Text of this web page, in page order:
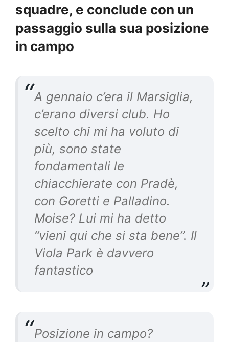
squadre, e conclude con un
passaggio sulla sua posizione
in campo
A gennaio c’era il Marsiglia,
c’erano diversi club. Ho
scelto chi mi ha voluto di
più, sono state
fondamentali le
chiacchierate con Pradè,
con Goretti e Palladino.
Moise? Lui mi ha detto
“vieni qui che si sta bene”. Il
Viola Park è davvero
fantastico
Posizione in campo?